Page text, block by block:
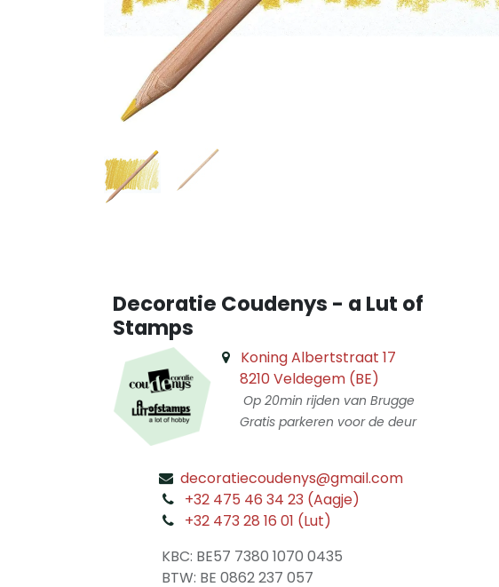
Decoratie Coudenys - a Lut of
Stamps
Koning Albertstraat 17
8210 Veldegem (BE)
Op 20min rijden van Brugge
Gratis parkeren voor de deur
decoratiecoudenys@gmail.com
+32 475 46 34 23 (Aagje)
+32 473 28 16 01 (Lut)
KBC: BE57 7380 1070 0435
​ BTW: BE 0862 237 057